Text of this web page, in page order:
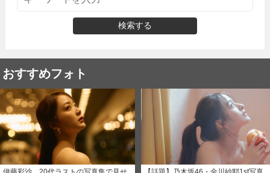
検索する
おすすめフォト